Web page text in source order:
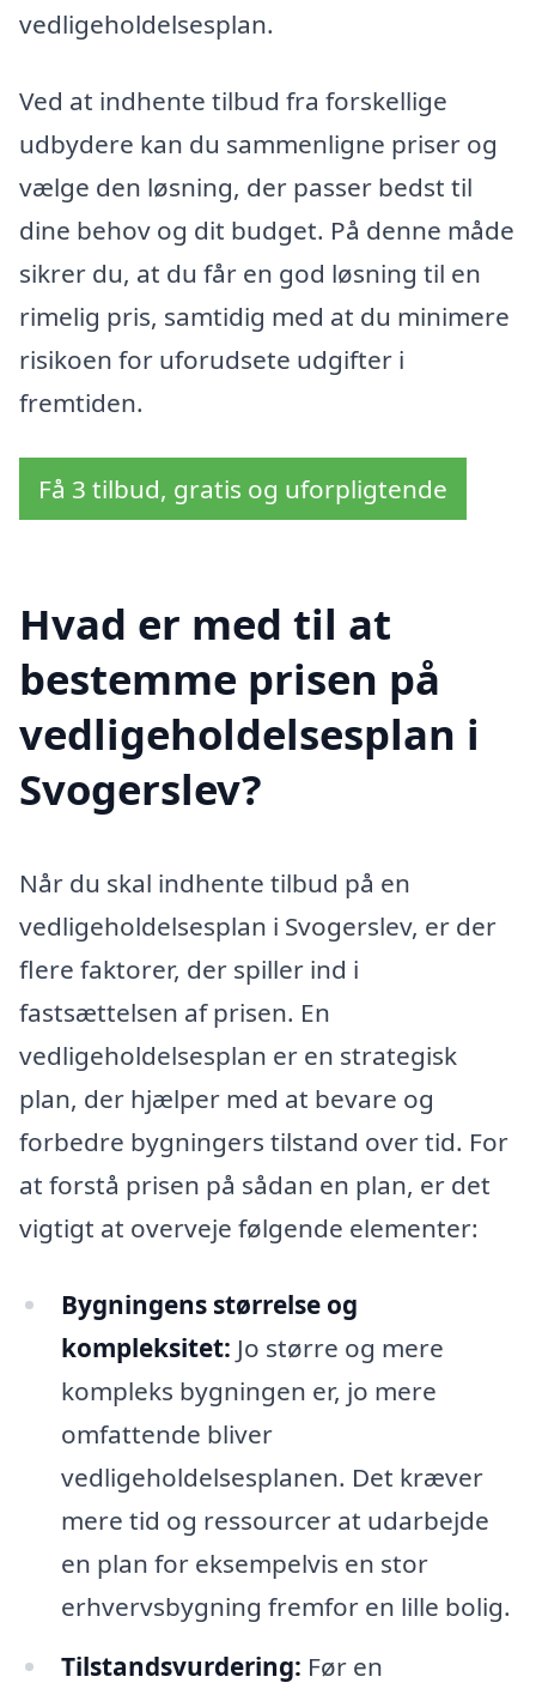
vedligeholdelsesplan.
Ved at indhente tilbud fra forskellige
udbydere kan du sammenligne priser og
vælge den løsning, der passer bedst til
dine behov og dit budget. På denne måde
sikrer du, at du får en god løsning til en
rimelig pris, samtidig med at du minimere
risikoen for uforudsete udgifter i
fremtiden.
Få 3 tilbud, gratis og uforpligtende
Hvad er med til at
bestemme prisen på
vedligeholdelsesplan i
Svogerslev?
Når du skal indhente tilbud på en
vedligeholdelsesplan i Svogerslev, er der
flere faktorer, der spiller ind i
fastsættelsen af prisen. En
vedligeholdelsesplan er en strategisk
plan, der hjælper med at bevare og
forbedre bygningers tilstand over tid. For
at forstå prisen på sådan en plan, er det
vigtigt at overveje følgende elementer:
Bygningens størrelse og
kompleksitet: Jo større og mere
kompleks bygningen er, jo mere
omfattende bliver
vedligeholdelsesplanen. Det kræver
mere tid og ressourcer at udarbejde
en plan for eksempelvis en stor
erhvervsbygning fremfor en lille bolig.
Tilstandsvurdering: Før en